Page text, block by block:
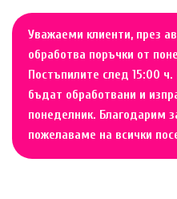
Уважаеми клиенти, през
обработва поръчки от
Постъпилите след 15:00
бъдат обработвани и
понеделник. Благодарим
пожелаваме на всички